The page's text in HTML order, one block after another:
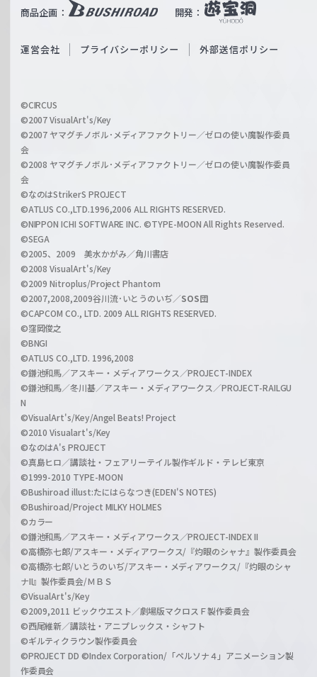
ß
c
a
r
z
商品企画： 開発：
b
O
i
l
h
a
n
l
運営会社 プライバシーポリシー 外部送信ポリシー
©CIRCUS
©2007 VisualArt's/Key
©2007 ヤマグチノボル･メディアファクトリー／ゼロの使い魔製作委員
会
©2008 ヤマグチノボル･メディアファクトリー／ゼロの使い魔製作委員
会
©なのはStrikerS PROJECT
©ATLUS CO.,LTD.1996,2006 ALL RIGHTS RESERVED.
©NIPPON ICHI SOFTWARE INC. ©TYPE-MOON All Rights Reserved.
©SEGA
©2005、2009 美水かがみ／角川書店
©2008 VisualArt's/Key
©2009 Nitroplus/Project Phantom
©2007,2008,2009谷川流･いとうのいぢ／SOS団
©CAPCOM CO., LTD. 2009 ALL RIGHTS RESERVED.
©窪岡俊之
©BNGI
©ATLUS CO.,LTD. 1996,2008
©鎌池和馬／アスキー・メディアワークス／PROJECT-INDEX
©鎌池和馬／冬川基／アスキー・メディアワークス／PROJECT-RAILGU
N
©VisualArt's/Key/Angel Beats! Project
©2010 Visualart's/Key
©なのはA's PROJECT
©真島ヒロ／講談社・フェアリーテイル製作ギルド・テレビ東京
©1999-2010 TYPE-MOON
©Bushiroad illust:たにはらなつき(EDEN'S NOTES)
©Bushiroad/Project MILKY HOLMES
©カラー
©鎌池和馬／アスキー・メディアワークス／PROJECT-INDEX II
©高橋弥七郎/アスキー・メディアワークス/『灼眼のシャナ』製作委員会
©高橋弥七郎/いとうのいぢ/アスキー・メディアワークス/『灼眼のシャ
ナII』製作委員会/ＭＢＳ
©VisualArt's/Key
©2009,2011 ビックウエスト／劇場版マクロスＦ製作委員会
©西尾維新／講談社・アニプレックス・シャフト
©ギルティクラウン製作委員会
©PROJECT DD ©Index Corporation/「ペルソナ４」アニメーション製
作委員会